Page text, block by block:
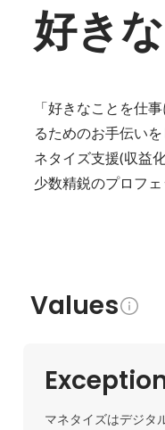
好き
「好きなことを仕
るためのお手伝い
ネタイズ支援(収益
少数精鋭のプロフ
Values
マネタイズはデジタ